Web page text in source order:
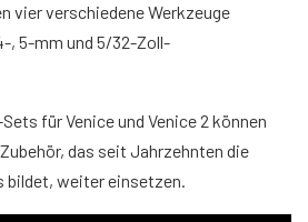
vier verschiedene Werkzeuge
, 5-mm und 5/32-Zoll-
für Venice und Venice 2 können
das seit Jahrzehnten die
bildet, weiter einsetzen.